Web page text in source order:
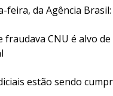
feira, da Agência Brasil:
fraudava CNU é alvo
estão sendo